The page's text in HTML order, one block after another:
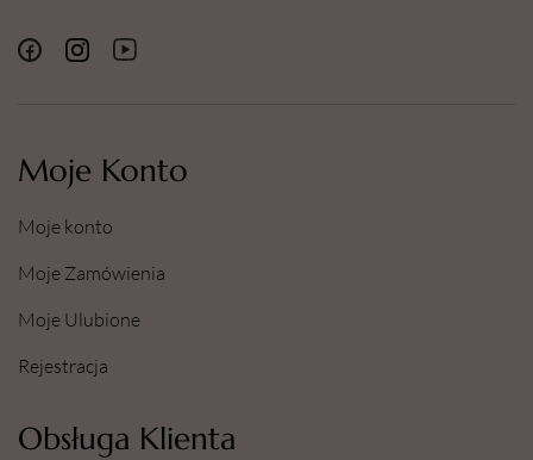
Moje Konto
Moje konto
Moje Zamówienia
Moje Ulubione
Rejestracja
Obsługa Klienta